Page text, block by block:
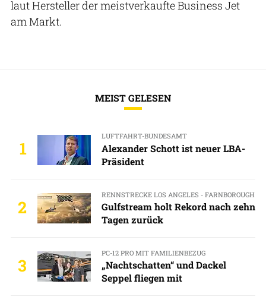
laut Hersteller der meistverkaufte Business Jet
am Markt.
MEIST GELESEN
1
LUFTFAHRT-BUNDESAMT
Alexander Schott ist neuer LBA-
Präsident
2
RENNSTRECKE LOS ANGELES - FARNBOROUGH
Gulfstream holt Rekord nach zehn
Tagen zurück
3
PC-12 PRO MIT FAMILIENBEZUG
„Nachtschatten“ und Dackel
Seppel fliegen mit